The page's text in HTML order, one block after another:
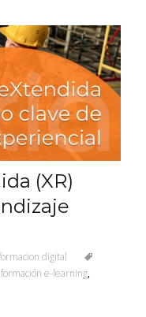
(XR)
digital
formación e-learning,